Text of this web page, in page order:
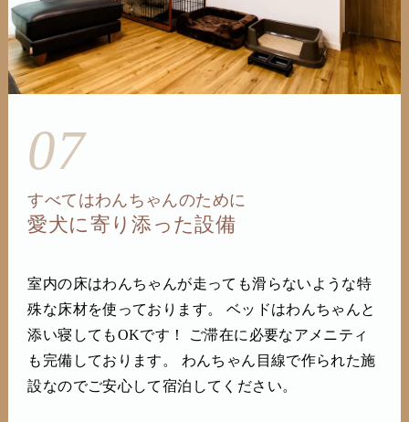
07
すべてはわんちゃんのために
愛犬に寄り添った設備
室内の床はわんちゃんが走っても滑らないような特
殊な床材を使っております。 ベッドはわんちゃんと
添い寝してもOKです！ ご滞在に必要なアメニティ
も完備しております。 わんちゃん目線で作られた施
設なのでご安心して宿泊してください。